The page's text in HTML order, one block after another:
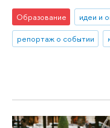
Образование идеи и
репортаж о событии